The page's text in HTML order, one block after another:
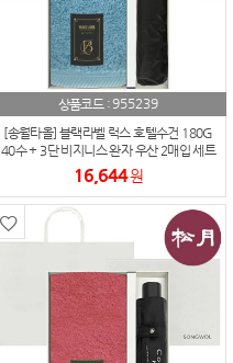
상품코드 :955239
[송월타올] 블랙라벨 럭스 호텔수건 180G
40수 + 3단 비지니스 완자 우산 2매입 세트
16,644원